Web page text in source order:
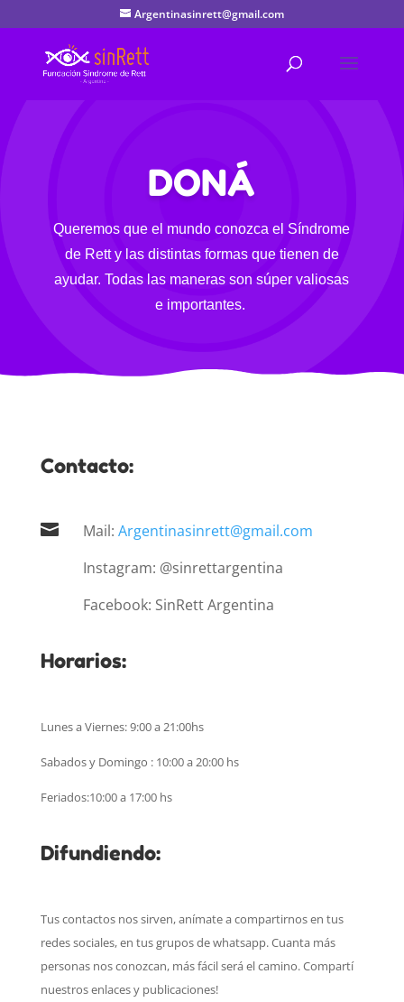
Argentinasinrett@gmail.com
DONÁ
Queremos que el mundo conozca el Síndrome
de Rett y las distintas formas que tienen de
ayudar. Todas las maneras son súper valiosas
e importantes.
Contacto:
 Mail: Argentinasinrett@gmail.com
Instagram: @sinrettargentina
Facebook: SinRett Argentina
Horarios:
Lunes a Viernes: 9:00 a 21:00hs
Sabados y Domingo : 10:00 a 20:00 hs
Feriados:10:00 a 17:00 hs
Difundiendo:
Tus contactos nos sirven, anímate a compartirnos en tus
redes sociales, en tus grupos de whatsapp. Cuanta más
personas nos conozcan, más fácil será el camino. Compartí
nuestros enlaces y publicaciones!